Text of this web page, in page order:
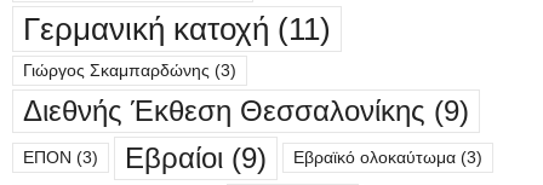
Γερμανική κατοχή (11)
Γιώργος Σκαμπαρδώνης (3)
Διεθνής Έκθεση Θεσσαλονίκης (9)
ΕΠΟΝ (3) Εβραίοι (9) Εβραϊκό ολοκαύτωμα (3)